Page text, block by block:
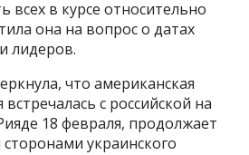
всех в курсе относительно
она на вопрос о датах
лидеров.
что американская
с российской на
18 февраля, продолжает
украинского